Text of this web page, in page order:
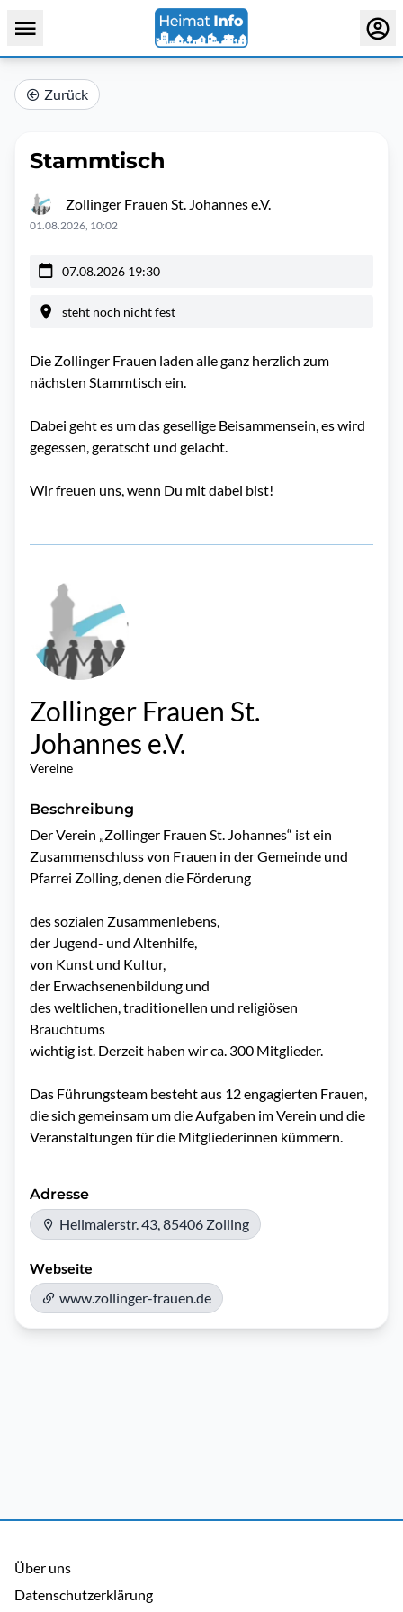
Zurück
Stammtisch
Zollinger Frauen St. Johannes e.V.
01.08.2026, 10:02
07.08.2026 19:30
steht noch nicht fest
Die Zollinger Frauen laden alle ganz herzlich zum
nächsten Stammtisch ein.
Dabei geht es um das gesellige Beisammensein, es wird
gegessen, geratscht und gelacht.
Wir freuen uns, wenn Du mit dabei bist!
Zollinger Frauen St.
Johannes e.V.
Vereine
Beschreibung
Der Verein „Zollinger Frauen St. Johannes“ ist ein
Zusammenschluss von Frauen in der Gemeinde und
Pfarrei Zolling, denen die Förderung
des sozialen Zusammenlebens,
der Jugend- und Altenhilfe,
von Kunst und Kultur,
der Erwachsenenbildung und
des weltlichen, traditionellen und religiösen
Brauchtums
wichtig ist. Derzeit haben wir ca. 300 Mitglieder.
Das Führungsteam besteht aus 12 engagierten Frauen,
die sich gemeinsam um die Aufgaben im Verein und die
Veranstaltungen für die Mitgliederinnen kümmern.
Adresse
Heilmaierstr. 43, 85406 Zolling
Webseite
www.zollinger-frauen.de
Über uns
Datenschutzerklärung